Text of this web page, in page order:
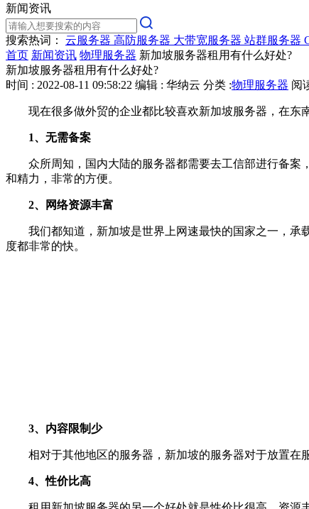
新闻资讯
搜索热词： 云服务器 高防服务器 大带宽服务器 站群服务器
首页 新闻资讯 物理服务器 新加坡服务器租用有什么好处?
新加坡服务器租用有什么好处?
时间 : 2022-08-11 09:58:22 编辑 : 华纳云 分类 :物理服务器 阅
现在很多做外贸的企业都比较喜欢新加坡服务器，在
1、无需备案
众所周知，国内大陆的服务器都需要去工信部进行备
和精力，非常的方便。
2、网络资源丰富
我们都知道，新加坡是世界上网速最快的国家之一，
度都非常的快。
3、内容限制少
相对于其他地区的服务器，新加坡的服务器对于放置在
4、性价比高